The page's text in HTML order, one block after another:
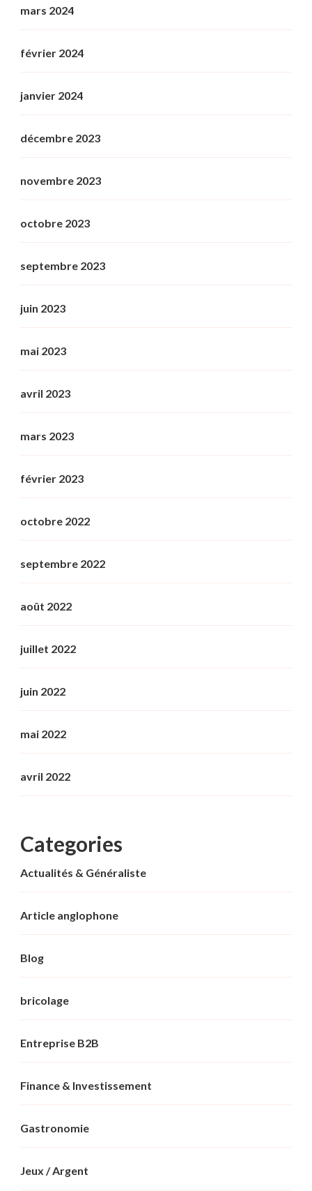
mars 2024
février 2024
janvier 2024
décembre 2023
novembre 2023
octobre 2023
septembre 2023
juin 2023
mai 2023
avril 2023
mars 2023
février 2023
octobre 2022
septembre 2022
août 2022
juillet 2022
juin 2022
mai 2022
avril 2022
Categories
Actualités & Généraliste
Article anglophone
Blog
bricolage
Entreprise B2B
Finance & Investissement
Gastronomie
Jeux / Argent